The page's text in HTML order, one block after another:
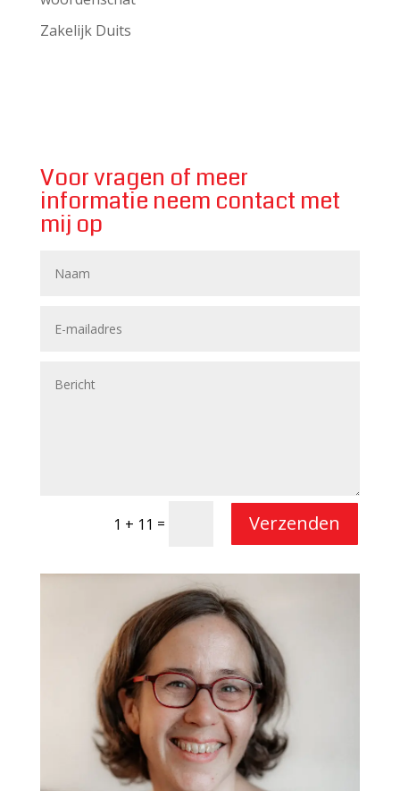
Zakelijk Duits
Voor vragen of meer
informatie neem contact met
mij op
1 + 11 = Verzenden